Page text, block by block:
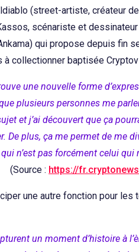
(street-artiste, créateur
scénariste et
qui propose depuis fin
à collectionner baptisée
une nouvelle forme
plusieurs personnes me
et j’ai découvert que ça
De plus, ça me permet de me
n’est pas forcément celui
(Source : https://
une autre fonction pour les
un moment d’histoire à